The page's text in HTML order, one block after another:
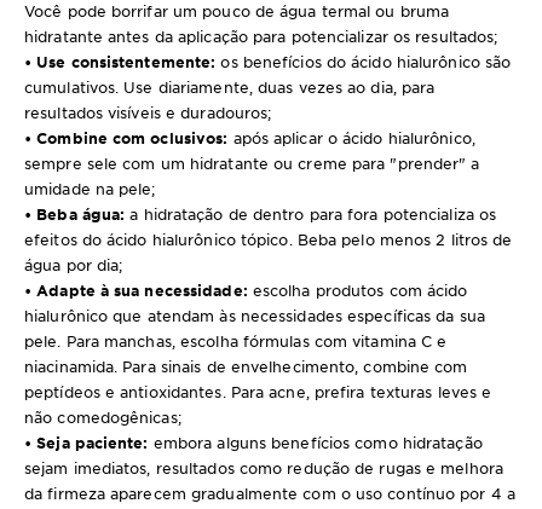
Você pode borrifar um pouco de água termal ou bruma
hidratante antes da aplicação para potencializar os resultados;
• Use consistentemente: os benefícios do ácido hialurônico são
cumulativos. Use diariamente, duas vezes ao dia, para
resultados visíveis e duradouros;
• Combine com oclusivos: após aplicar o ácido hialurônico,
sempre sele com um hidratante ou creme para "prender" a
umidade na pele;
• Beba água: a hidratação de dentro para fora potencializa os
efeitos do ácido hialurônico tópico. Beba pelo menos 2 litros de
água por dia;
• Adapte à sua necessidade: escolha produtos com ácido
hialurônico que atendam às necessidades específicas da sua
pele. Para manchas, escolha fórmulas com vitamina C e
niacinamida. Para sinais de envelhecimento, combine com
peptídeos e antioxidantes. Para acne, prefira texturas leves e
não comedogênicas;
• Seja paciente: embora alguns benefícios como hidratação
sejam imediatos, resultados como redução de rugas e melhora
da firmeza aparecem gradualmente com o uso contínuo por 4 a